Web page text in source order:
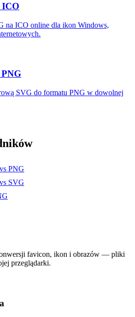
ICO
na ICO online dla ikon Windows,
SVG do formatu PNG w dowolnej
PNG
SVG
favicon, ikon i obrazów — pliki
przeglądarki.